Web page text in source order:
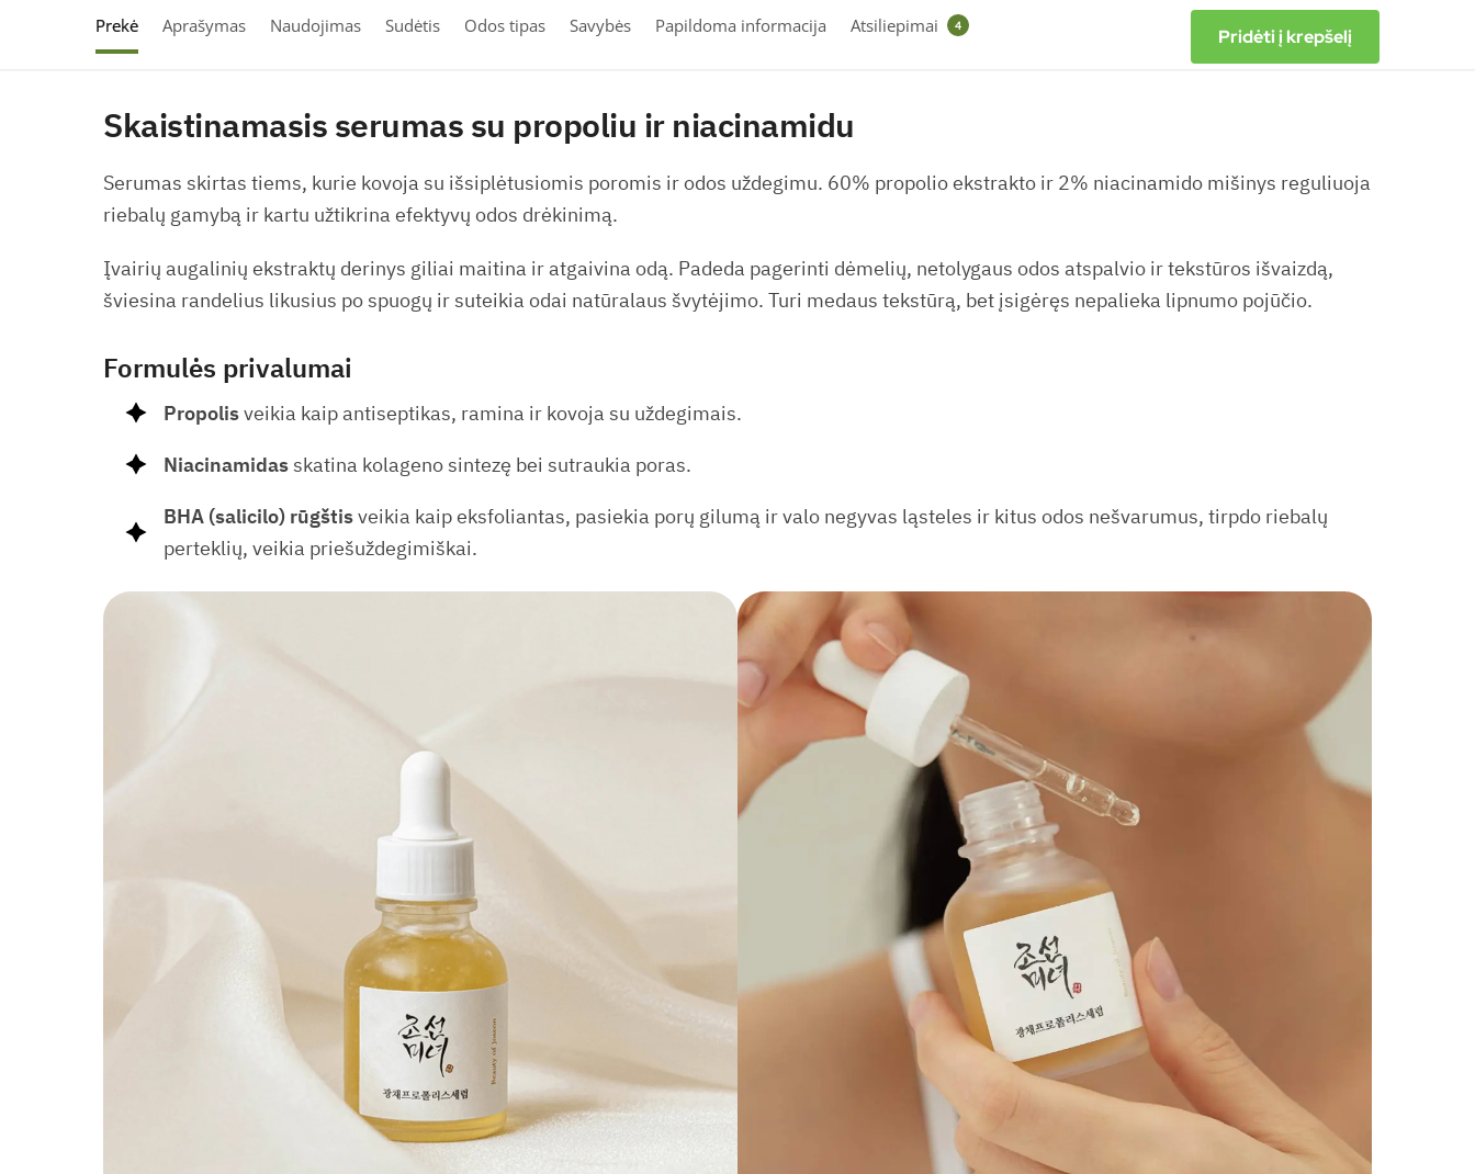
Prekė Aprašymas Naudojimas Sudėtis Odos tipas Savybės Papildoma informacija Atsiliepimai 4 Pridėti į krepšelį
Skaistinamasis serumas su propoliu ir niacinamidu
Serumas skirtas tiems, kurie kovoja su išsiplėtusiomis poromis ir odos uždegimu. 60% propolio ekstrakto ir 2% niacinamido mišinys reguliuoja
riebalų gamybą ir kartu užtikrina efektyvų odos drėkinimą.
Įvairių augalinių ekstraktų derinys giliai maitina ir atgaivina odą. Padeda pagerinti dėmelių, netolygaus odos atspalvio ir tekstūros išvaizdą,
šviesina randelius likusius po spuogų ir suteikia odai natūralaus švytėjimo. Turi medaus tekstūrą, bet įsigėręs nepalieka lipnumo pojūčio.
Formulės privalumai
Propolisveikia kaip antiseptikas, ramina ir kovoja su uždegimais.
Niacinamidas skatina kolageno sintezę bei sutraukia poras.
BHA (salicilo) rūgštisveikia kaip eksfoliantas, pasiekia porų gilumą ir valo negyvas ląsteles ir kitus odos nešvarumus, tirpdo riebalų
perteklių, veikia priešuždegimiškai.
Nuolaidos tiesiai į el. paštą!
Skirk sekundę prenumeratai ir sužinok apie akcijas anksčiau!
El.
paštas